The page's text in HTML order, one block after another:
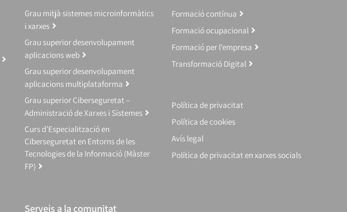
Grau mitjà sistemes microinformàtics
i xarxes
Grau superior desenvolupament
aplicacions web
Grau superior desenvolupament
aplicacions multiplataforma
Grau superior Ciberseguretat –
Administració de Xarxes i Sistemes
Curs d’Especialització en
Ciberseguretat en Entorns de les
Tecnologies de la Informació (Màster
FP)
Serveis a la comunitat
Formació contínua
Formació ocupacional
Formació per l’empresa
Transformació Digital
Política de privacitat
Política de cookies
Avís legal
Política de privacitat en xarxes socials